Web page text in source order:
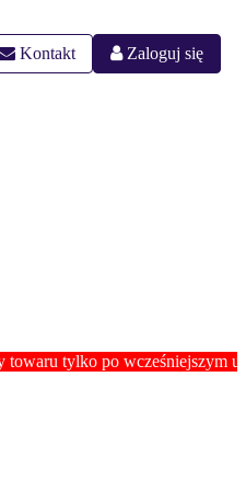
Kontakt Zaloguj się
tylko po wcześniejszym